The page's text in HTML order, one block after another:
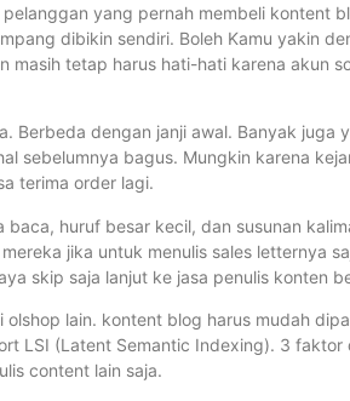
yang pernah membeli kontent
dibikin sendiri. Boleh Kamu yakin
tetap harus hati-hati karena akun
Berbeda dengan janji awal. Banyak juga
sebelumnya bagus. Mungkin karena
terima order lagi.
huruf besar kecil, dan susunan
jika untuk menulis sales letternya
skip saja lanjut ke jasa penulis konten
lain. kontent blog harus mudah
LSI (Latent Semantic Indexing). 3 faktor
content lain saja.